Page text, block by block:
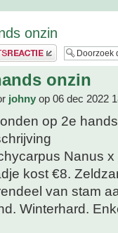
onzin
reactie
onzin
johny op 06 dec 2022
op 2e
Nanus
kost €8.
van stam
Winterhard.